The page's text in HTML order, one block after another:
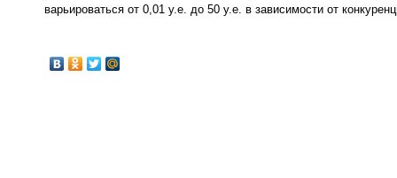
варьироваться от 0,01 у.е. до 50 у.е. в зависимости от